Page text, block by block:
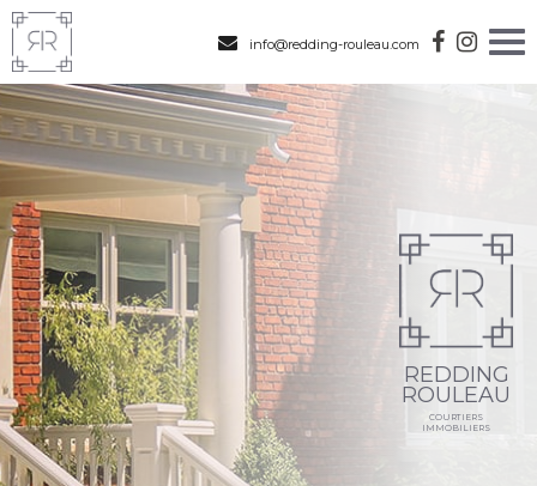
info@redding-rouleau.com
REDDING
ROULEAU
COURTIERS
IMMOBILIERS